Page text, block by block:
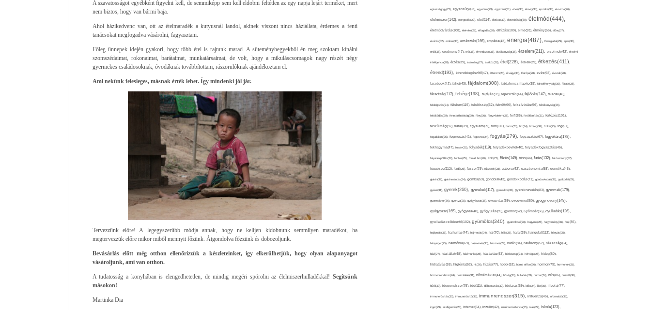
A szavatosságot egyébként figyelni kell, de semmiképp sem kell eldobni feltétlen az egy napja lejárt terméket, mert
nem biztos, hogy van bármi baja.
Ahol házikedvenc van, ott az ételmaradék a kutyusnál landol, akinek viszont nincs háziállata, érdemes a fenti
tanácsokat megfogadva vásárolni, fagyasztani.
Főleg ünnepek idején gyakori, hogy több étel is rajtunk marad. A süteményhegyekből én meg szoktam kínálni
szomszédaimat, rokonaimat, barátaimat, munkatársaimat, de volt, hogy a mikuláscsomagok nagy részét négy
gyermekes családosoknak, óvodáknak továbbítottam, rászorulóknak ajándékoztam el.
Ami nekünk felesleges, másnak érték lehet. Így mindenki jól jár.
Tervezzünk előre! A legegyszerűbb módja annak, hogy ne kelljen kidobnunk semmilyen maradékot, ha
megtervezzük előre mikor miből mennyit főzünk. Átgondolva főzzünk és dobozoljunk.
Bevásárlás előtt még otthon ellenőrizzük a készleteinket, így elkerülhetjük, hogy olyan alapanyagot
vásároljunk, ami van otthon.
A tudatosság a konyhában is elengedhetetlen, de mindig megéri spórolni az élelmiszerhulladékkal! Segítsünk
másokon!
Martinka Dia
egészségügy(27), egyensúly(63), egyetem(29), egyszerű(31), éhes(30), éhség(38), éjszaka(33), ekcéma(26),
élelmiszer(142), elengedés(29), élet(114), életkor(30), életminőség(30), életmód(444),
életmódváltás(108), életvitel(28), elfogadás(30), elhízás(109), elme(93), élmény(55), előny(37),
elvárás(32), ember(38), emésztés(166), empátia(43), energia(487), Energiaital(29), eper(30),
erdő(36), eredmény(47), erő(36), érrendszer(36), érzékenység(36), érzelem(211), érzelmek(42), érzelmi
intelligencia(28), érzés(39), esemény(27), eszköz(28), étel(228), ételek(39), étkezés(411),
étrend(193), étrendkiegészítő(47), étterem(24), étvágy(34), Európa(28), evés(92), évszak(28),
facebook(42), fahéj(43), fájdalom(308), fájdalomcsillapító(39), fáradékonyság(30), fáradt(28),
fáradtság(117), fehérje(198), fejfájás(93), fejlesztés(44), fejlődés(142), feladat(46),
feldolgozás(24), félelem(115), felelősség(62), felnőtt(66), felszívódás(56), féltékenység(26),
feltöltődés(29), fenntarthatóság(29), fény(36), fényvédelem(28), férfi(86), fertőtlenítés(31), fertőzés(101),
feszültség(82), fiatal(39), figyelem(69), film(111), finom(26), fitt(34), fittség(34), fizikai(25), fog(51),
fogadalom(25), fogmosás(41), fogorvos(24), fogyás(279), fogyasztás(67), fogyókúra(178),
fokhagyma(47), folsav(25), folyadék(119), folyadékbevitel(40), folyadékfogyasztás(45),
folyadékpótlás(29), fontos(25), forralt bor(26), Föld(27), főzés(149), friss(44), futás(132), futóverseny(32),
függőség(112), fürdő(26), fűszer(79), fűszerek(28), gabona(42), gasztronómia(58), genetika(45),
glutén(32), gluténmentes(34), gomba(53), gondolat(43), gondolkodás(71), gondoskodás(33), gyakorlat(29),
gyász(31), gyerek(260), gyerekek(117), gyerekkor(32), gyereknevelés(83), gyermek(179),
gyermekkor(36), gyertya(28), gyógyászat(36), gyógyítás(69), gyógymód(50), gyógynövény(149),
gyógyszer(165), gyógytea(40), gyógyulás(85), gyomor(62), Gyömbér(66), gyulladás(126),
gyulladáscsökkentő(102), gyümölcs(340), gyümölcslé(28), hagyma(28), hagyomány(36), haj(85),
hajápolás(36), hajhullás(44), hajmosás(24), hal(70), hála(25), halál(39), hangulat(112), hányás(25),
hányinger(25), harmónia(69), hasmenés(35), hasznos(24), hatás(84), hatékony(52), házasság(64),
házi(27), háziállat(48), házimunka(28), háztartás(43), hétköznap(24), hétvége(25), hideg(80),
hidratálás(69), higiénia(52), hit(26), hízás(77), hobbi(62), home office(26), hormon(79), hormonok(25),
hormonrendszer(24), hozzáállás(31), hőmérséklet(44), hőség(36), hulladék(33), humor(24), hús(86), húsvét(36),
hűtő(30), idegrendszer(75), idő(111), időbeosztás(32), időjárás(69), idős(24), illat(30), illóolaj(77),
immunerősítés(30), immunerősítő(36), immunrendszer(315), influenza(45), információ(33),
inger(29), intelligencia(28), internet(64), inzulin(42), inzulinrezisztencia(35), írás(27), iskola(123),